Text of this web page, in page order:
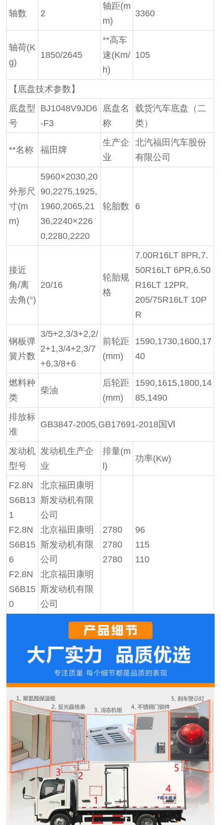
轴数 2
轴距(m
m)
3360
轴荷(K
g)
1850/2645
**高车
速(Km/
h)
105
【底盘技术参数】
底盘型
号
BJ1048V9JD6
-F3
底盘名
称
载货汽车底盘（二
类）
**名称 福田牌
生产企
业
北汽福田汽车股份
有限公司
外形尺
寸(m
m)
5960×2030,20
90,2275,1925,
1960,2065,21
36,2240×226
0,2280,2220
轮胎数 6
接近
角/离
去角(°)
20/16
轮胎规
格
7.00R16LT 8PR,7.
50R16LT 6PR,6.50
R16LT 12PR,
205/75R16LT 10P
R
钢板弹
簧片数
3/5+2,3/3+2,2/
2+1,3/4+2,3/7
+6,3/8+6
前轮距
(mm)
1590,1730,1600,17
40
燃料种
类
柴油
后轮距
(mm)
1590,1615,1800,14
85,1490
排放标
准
GB3847-2005,GB17691-2018国Ⅵ
发动机
型号
发动机生产企
业
排量(m
l)
功率(Kw)
F2.8N
S6B13
1
F2.8N
S6B15
6
F2.8N
S6B15
0
北京福田康明
斯发动机有限
公司
北京福田康明
斯发动机有限
公司
北京福田康明
斯发动机有限
公司
2780
2780
2780
96
115
110